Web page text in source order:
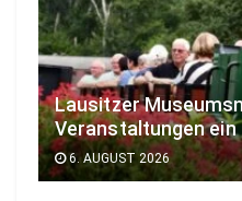
Lausitzer
Veranstaltungen ein
6. AUGUST 2026